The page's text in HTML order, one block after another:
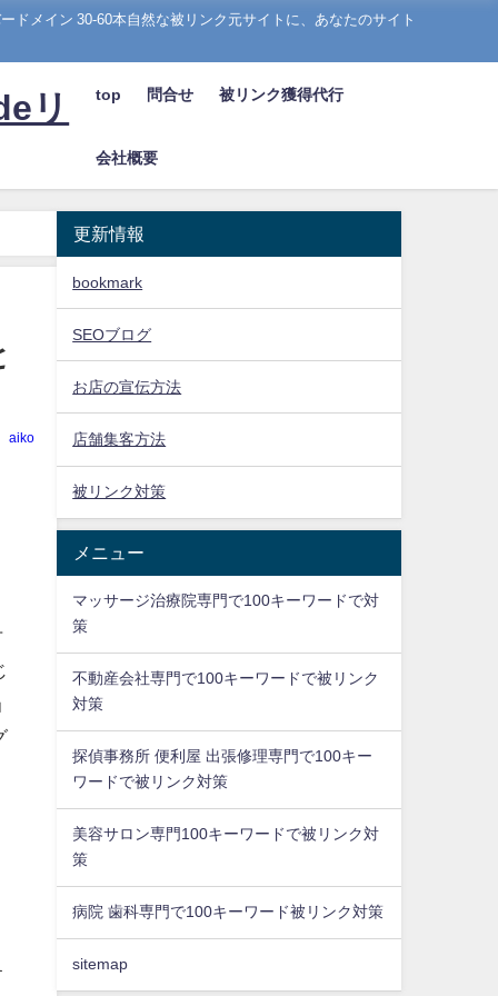
ドメイン 30-60本自然な被リンク元サイトに、あなたのサイト
リ top 問合せ 被リンク獲得代行
会社概要
aiko
更新情報
bookmark
SEOブログ
お店の宣伝方法
店舗集客方法
被リンク対策
メニュー
マッサージ治療院専門で100キーワードで対
策
不動産会社専門で100キーワードで被リンク
対策
探偵事務所 便利屋 出張修理専門で100キー
ワードで被リンク対策
美容サロン専門100キーワードで被リンク対
策
病院 歯科専門で100キーワード被リンク対策
sitemap